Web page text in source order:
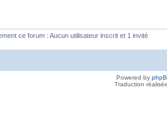
ce forum : Aucun utilisateur inscrit et 1 invité
Powered by
Traduction